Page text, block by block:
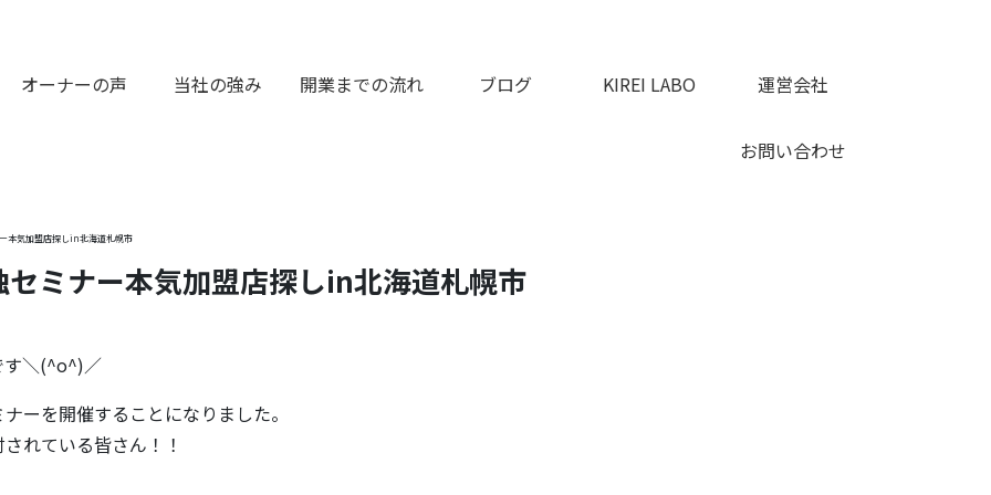
オーナーの声 当社の強み 開業までの流れ ブログ KIREI LABO 運営会社
お問い合わせ
本気加盟店探しin北海道札幌市
ミナー本気加盟店探しin北海道札幌市
す＼(^o^)／
ーを開催することになりました。
れている皆さん！！